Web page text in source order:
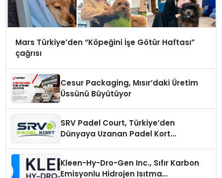
Mars Türkiye’den “Köpeğini İşe Götür Haftası”
çağrısı
Cesur Packaging, Mısır’daki Üretim
Üssünü Büyütüyor
SRV Padel Court, Türkiye’den
Dünyaya Uzanan Padel Kort
Kleen-Hy-Dro-Gen Inc., Sıfır Karbon
Emisyonlu Hidrojen Isıtma